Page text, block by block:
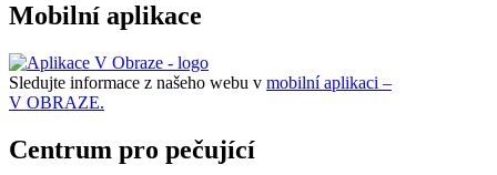
Mobilní aplikace
Sledujte informace z našeho webu v mobilní aplikaci –
V OBRAZE.
Centrum pro pečující